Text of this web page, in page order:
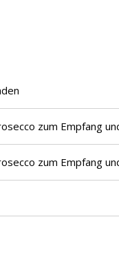
zum Empfang
zum Empfang